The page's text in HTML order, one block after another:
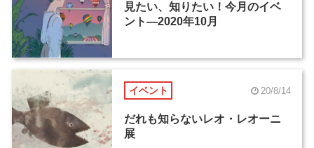
見たい、知りたい！今月のイベ
ント―2020年10月
イベント 20/8/14
だれも知らないレオ・レオーニ
展